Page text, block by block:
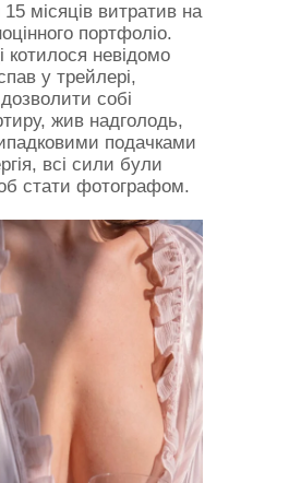
15 місяців витратив на
портфоліо.
котилося невідомо
у трейлері,
собі
жив надголодь,
подачками
всі сили були
стати фотографом.